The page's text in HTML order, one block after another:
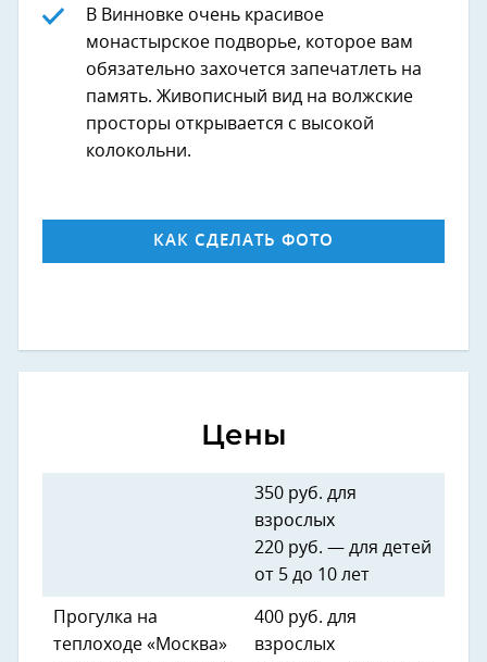
В Винновке очень красивое
монастырское подворье, которое вам
обязательно захочется запечатлеть на
память. Живописный вид на волжские
просторы открывается с высокой
колокольни.
КАК СДЕЛАТЬ ФОТО
Цены
350 руб. для
взрослых
220 руб. — для детей
от 5 до 10 лет
Прогулка на
теплоходе «Москва»
400 руб. для
взрослых